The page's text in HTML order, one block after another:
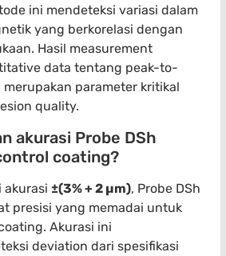
ini mendeteksi variasi dalam
yang berkorelasi dengan
Hasil measurement
data tentang peak-to-
parameter kritikal
quality.
akurasi Probe DSh
coating?
akurasi ±(3% + 2 µm), Probe DSh
presisi yang memadai untuk
Akurasi ini
deviation dari spesifikasi